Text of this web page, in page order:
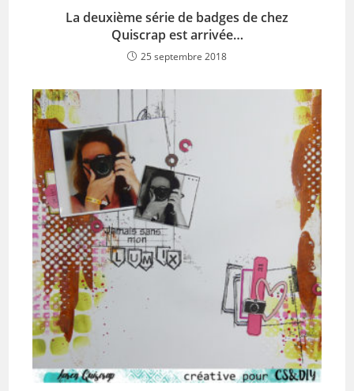
La deuxième série de badges de chez
Quiscrap est arrivée…
25 septembre 2018